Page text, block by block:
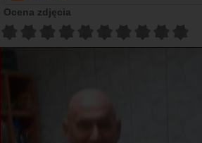
Ocena zdjęcia